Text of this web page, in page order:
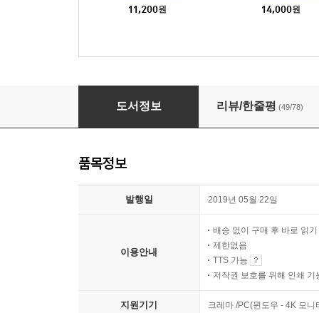
11,200원 14,000원
사일런트 페이션트
도서정보 리뷰/한줄평 (49/78)
품목정보
발행일 2019년 05월 22일
이용안내
배송 없이 구매 후 바로 읽기
제한없음
TTS 가능
저작권 보호를 위해 인쇄 기
지원기기 크레마 /PC(윈도우 - 4K 모